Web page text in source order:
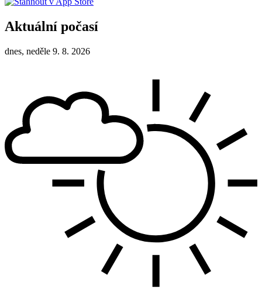
Aktuální počasí
dnes, neděle 9. 8. 2026